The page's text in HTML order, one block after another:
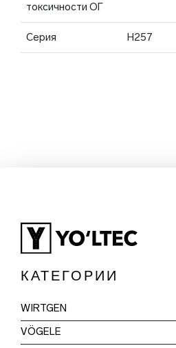
токсичности ОГ
Серия H257
КАТЕГОРИИ
WIRTGEN
VÖGELE